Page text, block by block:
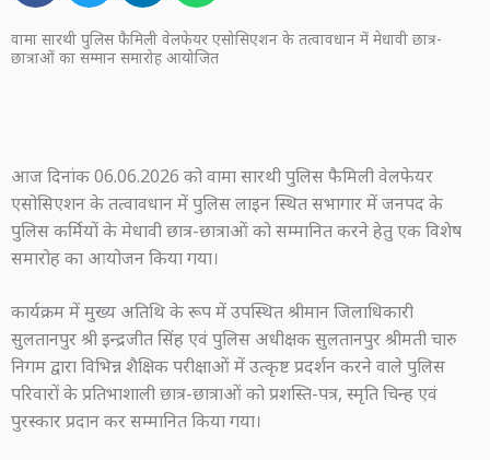
वामा सारथी पुलिस फैमिली वेलफेयर एसोसिएशन के तत्वावधान में मेधावी छात्र-
छात्राओं का सम्मान समारोह आयोजित
आज दिनांक 06.06.2026 को वामा सारथी पुलिस फैमिली वेलफेयर
एसोसिएशन के तत्वावधान में पुलिस लाइन स्थित सभागार में जनपद के
पुलिस कर्मियों के मेधावी छात्र-छात्राओं को सम्मानित करने हेतु एक विशेष
समारोह का आयोजन किया गया।
कार्यक्रम में मुख्य अतिथि के रूप में उपस्थित श्रीमान जिलाधिकारी
सुलतानपुर श्री इन्द्रजीत सिंह एवं पुलिस अधीक्षक सुलतानपुर श्रीमती चारु
निगम द्वारा विभिन्न शैक्षिक परीक्षाओं में उत्कृष्ट प्रदर्शन करने वाले पुलिस
परिवारों के प्रतिभाशाली छात्र-छात्राओं को प्रशस्ति-पत्र, स्मृति चिन्ह एवं
पुरस्कार प्रदान कर सम्मानित किया गया।